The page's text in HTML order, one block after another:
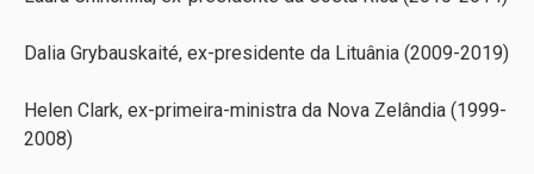
Dalia Grybauskaité, ex-presidente da Lituânia (2009-2019)
Helen Clark, ex-primeira-ministra da Nova Zelândia (1999-
2008)